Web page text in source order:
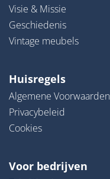
Visie & Missie
Geschiedenis
Vintage meubels
Huisregels
Algemene Voorwaarden
Privacybeleid
Cookies
Voor bedrijven